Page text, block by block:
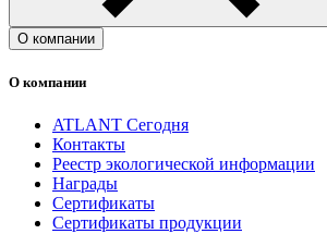
О компании
О компании
ATLANT Сегодня
Контакты
Реестр экологической информации
Награды
Сертификаты
Сертификаты продукции